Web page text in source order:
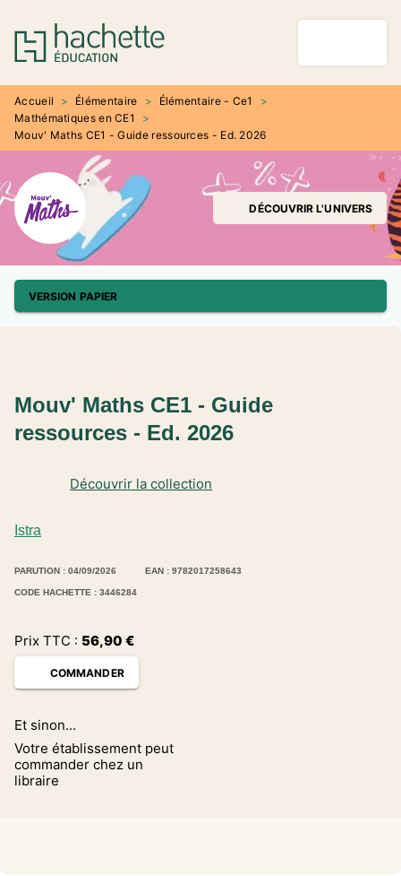
MENU RECHERCHE
PIED DE PAGE
Accueil > Élémentaire > Élémentaire - Ce1
>
Mathématiques en CE1
>
Mouv' Maths CE1 - Guide ressources - Ed. 2026
DÉCOUVRIR L'UNIVERS
VERSION PAPIER
Istra
Découvrir la collection
Mouv' Maths CE1 - Guide
ressources - Ed. 2026
PARUTION : 04/09/2026 EAN : 9782017258643
CODE HACHETTE : 3446284
Prix TTC : 56,90 €
COMMANDER
Et sinon...
Votre établissement peut
commander chez un
libraire